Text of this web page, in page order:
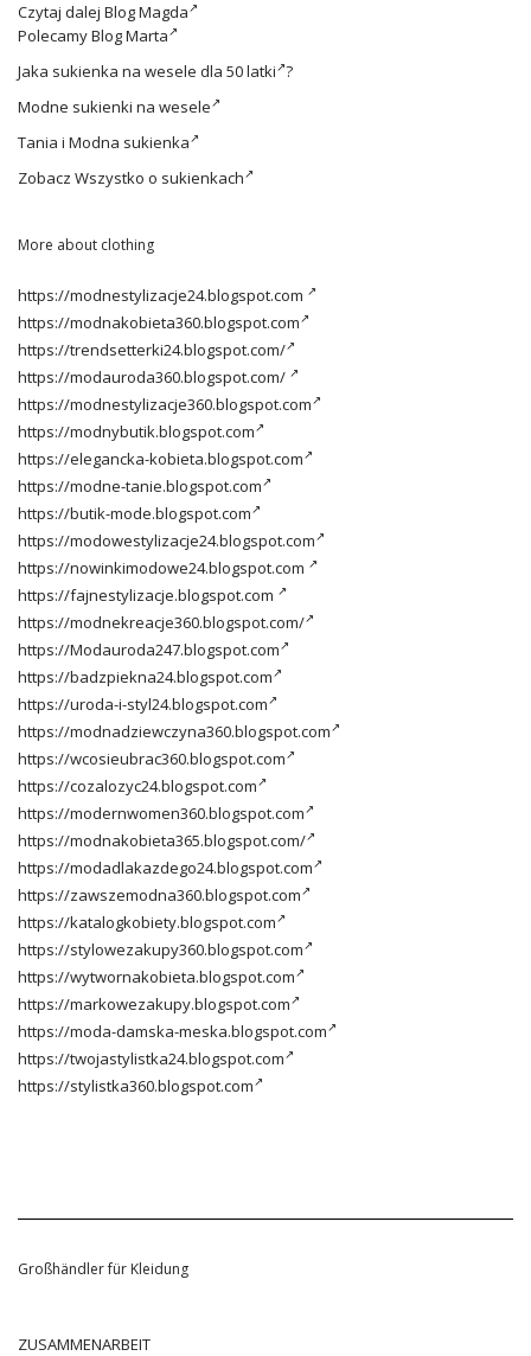
Czytaj dalej Blog Magda
PolecamyBlog Marta
Jaka sukienka na wesele dla 50 latki ?
Modne sukienki na wesele
Tania i Modna sukienka
Zobacz Wszystko o sukienkach
More about clothing
https://modnestylizacje24.blogspot.com
https://modnakobieta360.blogspot.com
https://trendsetterki24.blogspot.com/
https://modauroda360.blogspot.com/
https://modnestylizacje360.blogspot.com
https://modnybutik.blogspot.com
https://elegancka-kobieta.blogspot.com
https://modne-tanie.blogspot.com
https://butik-mode.blogspot.com
https://modowestylizacje24.blogspot.com
https://nowinkimodowe24.blogspot.com
https://fajnestylizacje.blogspot.com
https://modnekreacje360.blogspot.com/
https://Modauroda247.blogspot.com
https://badzpiekna24.blogspot.com
https://uroda-i-styl24.blogspot.com
https://modnadziewczyna360.blogspot.com
https://wcosieubrac360.blogspot.com
https://cozalozyc24.blogspot.com
https://modernwomen360.blogspot.com
https://modnakobieta365.blogspot.com/
https://modadlakazdego24.blogspot.com
https://zawszemodna360.blogspot.com
https://katalogkobiety.blogspot.com
https://stylowezakupy360.blogspot.com
https://wytwornakobieta.blogspot.com
https://markowezakupy.blogspot.com
https://moda-damska-meska.blogspot.com
https://twojastylistka24.blogspot.com
https://stylistka360.blogspot.com
Großhändler für Kleidung
ZUSAMMENARBEIT